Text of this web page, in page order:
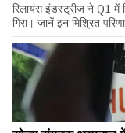
रिलायंस इंडस्ट्रीज ने Q1 में
गिरा। जानें इन मिश्रित